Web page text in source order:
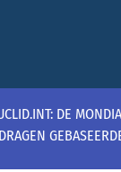
DE